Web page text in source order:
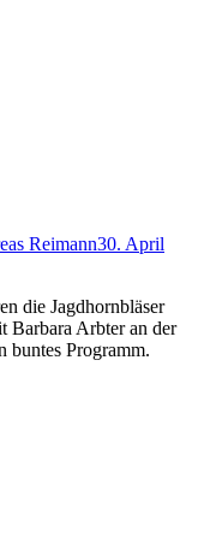
Reimann30. April
die Jagdhornbläser
Barbara Arbter an der
buntes Programm.